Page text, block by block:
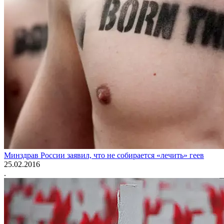
Минздрав России заявил, что не собирается «лечить» геев
25.02.2016
.